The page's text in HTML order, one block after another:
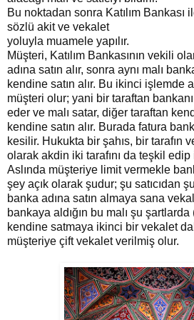
Bu noktadan sonra Katılım Bankası
sözlü akit ve vekalet
yoluyla muamele yapılır.
Müşteri, Katılım Bankasının vekili
adına satın alır, sonra aynı malı
kendine satın alır. Bu ikinci işlemde
müşteri olur; yani bir taraftan
eder ve malı satar, diğer taraftan
kendine satın alır. Burada fatura
kesilir. Hukukta bir şahıs, bir tarafın
olarak akdin iki tarafını da teşkil
Aslında müşteriye limit vermekle
şey açık olarak şudur; şu satıcıdan
banka adına satın almaya sana
bankaya aldığın bu malı şu
kendine satmaya ikinci bir vekalet
müşteriye çift vekalet verilmiş olur.